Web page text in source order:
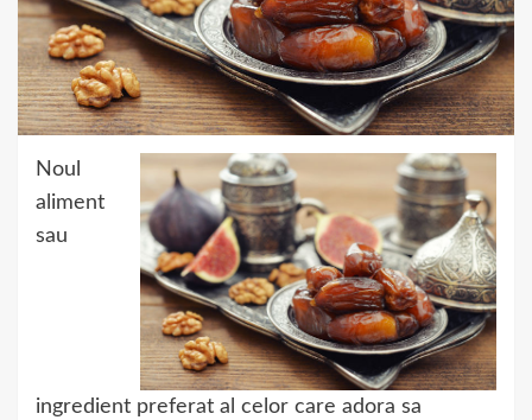
Noul
aliment
sau
ingredient preferat al celor care adora sa